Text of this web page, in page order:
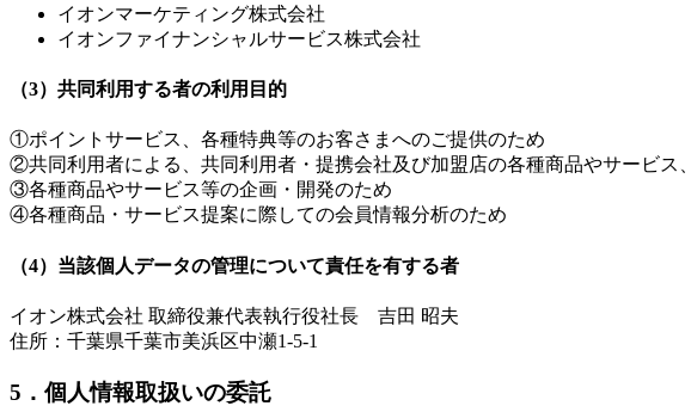
イオンマーケティング株式会社
イオンファイナンシャルサービス株式会社
（3）共同利用する者の利用目的
①ポイントサービス、各種特典等のお客さまへのご提供のため
②共同利用者による、共同利用者・提携会社及び加盟店の各種商品やサービス
③各種商品やサービス等の企画・開発のため
④各種商品・サービス提案に際しての会員情報分析のため
（4）当該個人データの管理について責任を有する者
イオン株式会社 取締役兼代表執行役社長 吉田 昭夫
住所：千葉県千葉市美浜区中瀬1-5-1
5．個人情報取扱いの委託